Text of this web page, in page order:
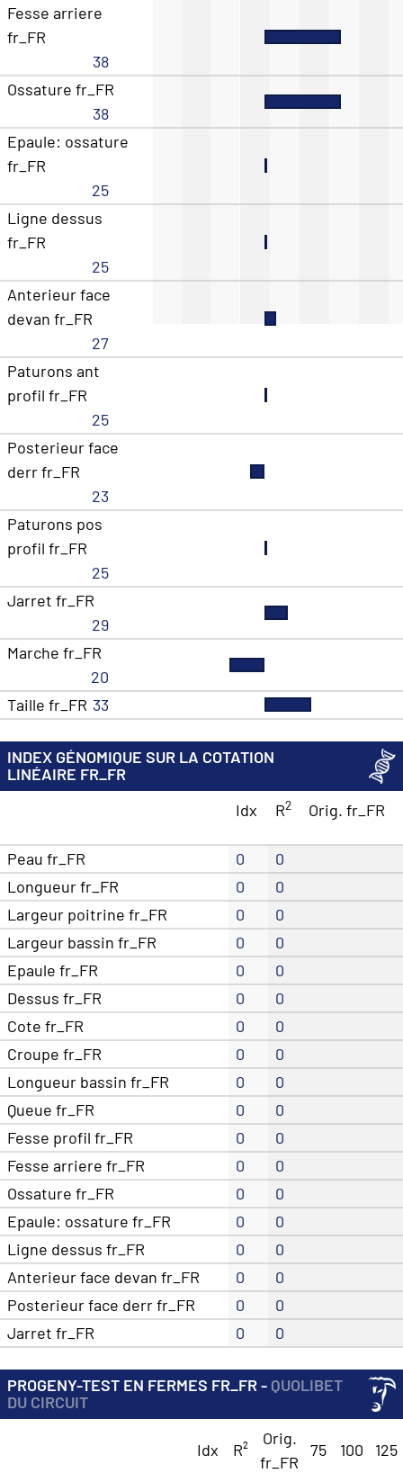
Fesse arriere
fr_FR
38
Ossature fr_FR
38
Epaule: ossature
fr_FR
25
Ligne dessus
fr_FR
25
Anterieur face
devan fr_FR
27
Paturons ant
profil fr_FR
25
Posterieur face
derr fr_FR
23
Paturons pos
profil fr_FR
25
Jarret fr_FR
29
Marche fr_FR
20
Taille fr_FR 33
INDEX GÉNOMIQUE SUR LA COTATION
LINÉAIRE FR_FR
Idx
R2 Orig. fr_FR
Peau fr_FR 0
0
Longueur fr_FR
0
0
Largeur poitrine fr_FR
0
0
Largeur bassin fr_FR
0
0
Epaule fr_FR
0
0
Dessus fr_FR
0
0
Cote fr_FR
0
0
Croupe fr_FR
0
0
Longueur bassin fr_FR
0
0
Queue fr_FR
0
0
Fesse profil fr_FR
0
0
Fesse arriere fr_FR
0
0
Ossature fr_FR
0
0
Epaule: ossature fr_FR
0
0
Ligne dessus fr_FR
0
0
Anterieur face devan fr_FR
0
0
Posterieur face derr fr_FR
0
0
Jarret fr_FR
0 0
PROGENY-TEST EN FERMES FR_FR - QUOLIBET
DU CIRCUIT
Idx R²
Orig.
fr_FR
75 100 125